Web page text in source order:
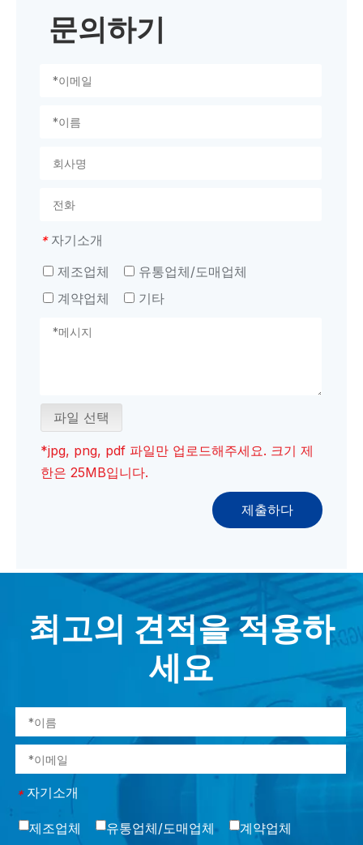
문의하기
* 자기소개
제조업체
유통업체/도매업체
계약업체
기타
파일 선택
*jpg, png, pdf 파일만 업로드해주세요. 크기 제
한은 25MB입니다.
제출하다
최고의 견적을 적용하
세요
* 자기소개
제조업체 유통업체/도매업체
계약업체